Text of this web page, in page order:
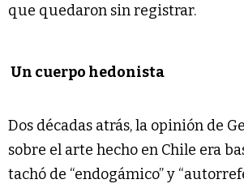
que quedaron sin registrar.
Un cuerpo hedonista
Dos décadas atrás, la opinión de
sobre el arte hecho en Chile era
tachó de “endogámico” y